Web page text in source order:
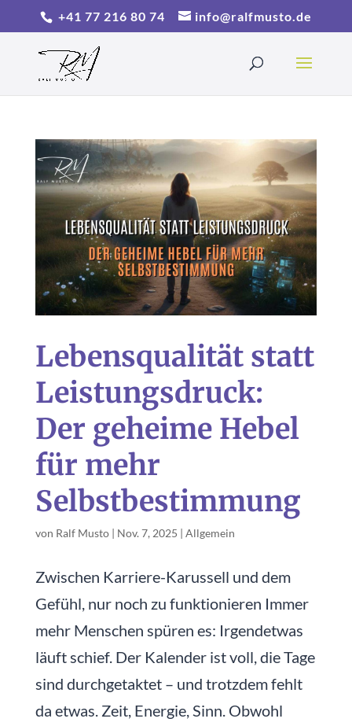
+41 77 216 80 74 info@ralfmusto.de
Lebensqualität statt
Leistungsdruck:
Der geheime Hebel
für mehr
Selbstbestimmung
von Ralf Musto| Nov. 7, 2025 | Allgemein
Zwischen Karriere-Karussell und dem
Gefühl, nur noch zu funktionieren Immer
mehr Menschen spüren es: Irgendetwas
läuft schief. Der Kalender ist voll, die Tage
sind durchgetaktet – und trotzdem fehlt
da etwas. Zeit, Energie, Sinn. Obwohl